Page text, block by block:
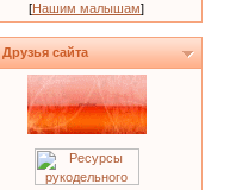
[Нашим малышам]
Друзья сайта